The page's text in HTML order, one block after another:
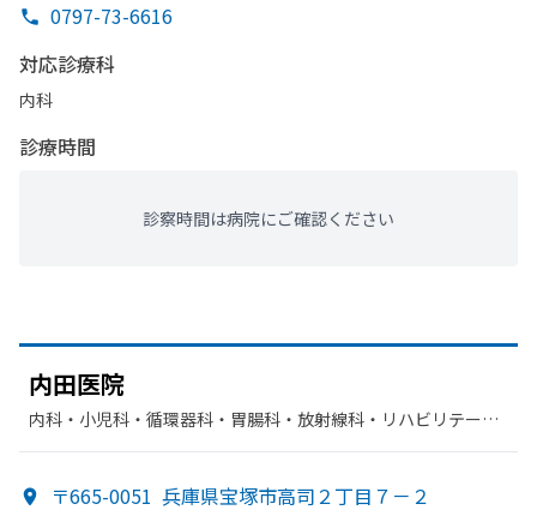
0797-73-6616
対応診療科
内科
診療時間
診察時間は病院にご確認ください
内田医院
内科・​小児科・​循環器科・​胃腸科・​放射線科・​リハビリテーシ
〒665-0051 兵庫県宝塚市高司２丁目７－２